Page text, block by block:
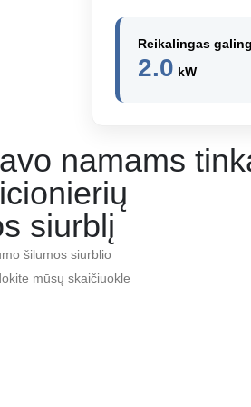
Reikalingas
2.0 kW
namams
siurblį
šilumos siurblio
mūsų skaičiuokle